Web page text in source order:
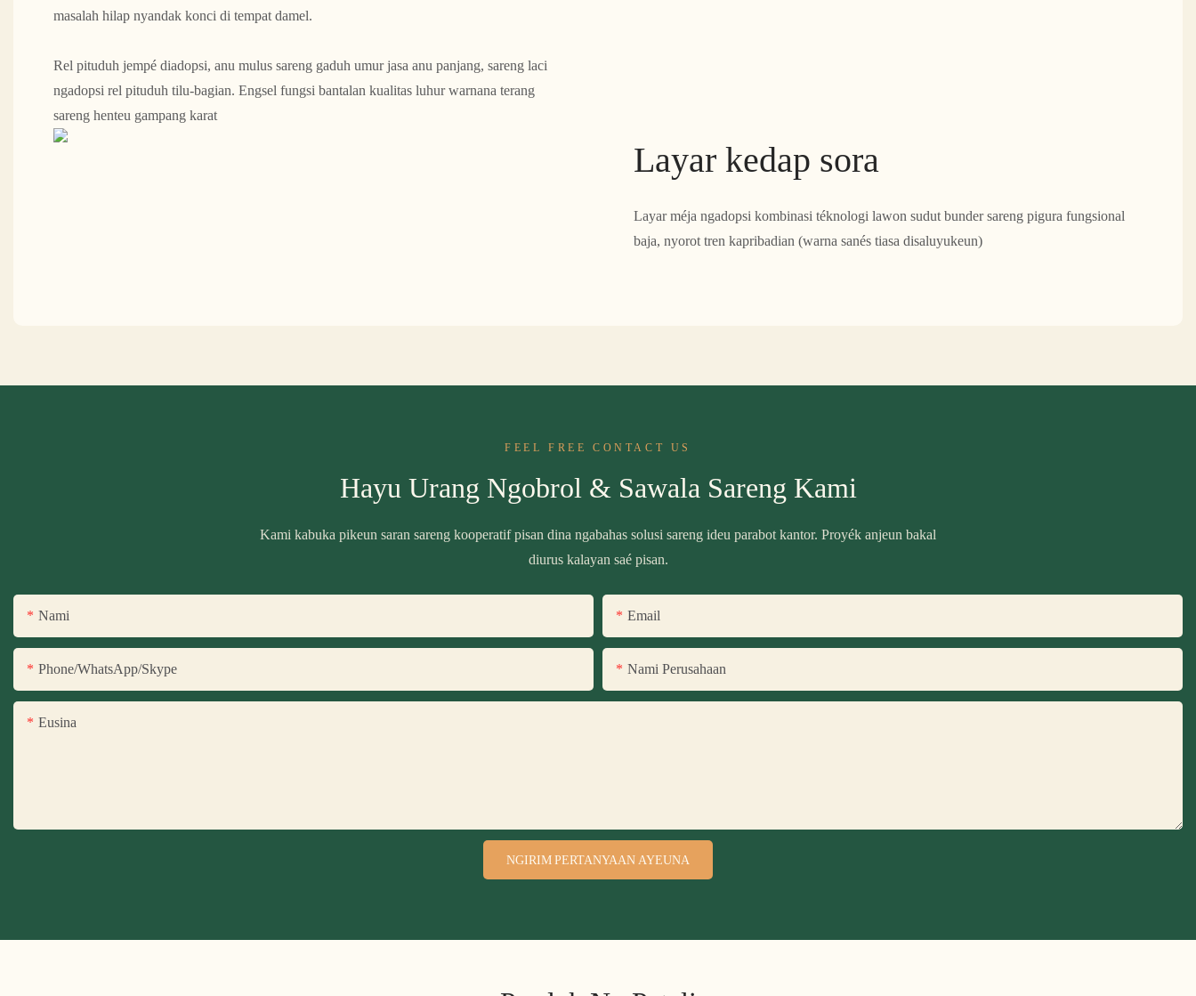
masalah hilap nyandak konci di tempat damel.
Rel pituduh jempé diadopsi, anu mulus sareng gaduh umur jasa anu panjang, sareng laci
ngadopsi rel pituduh tilu-bagian. Engsel fungsi bantalan kualitas luhur warnana terang
sareng henteu gampang karat
Layar kedap sora
Layar méja ngadopsi kombinasi téknologi lawon sudut bunder sareng pigura fungsional
baja, nyorot tren kapribadian (warna sanés tiasa disaluyukeun)
FEEL FREE CONTACT US
Hayu Urang Ngobrol & Sawala Sareng Kami
Kami kabuka pikeun saran sareng kooperatif pisan dina ngabahas solusi sareng ideu parabot kantor. Proyék anjeun bakal
diurus kalayan saé pisan.
Nami Email
Phone/WhatsApp/Skype Nami Perusahaan
Eusina
NGIRIM PERTANYAAN AYEUNA